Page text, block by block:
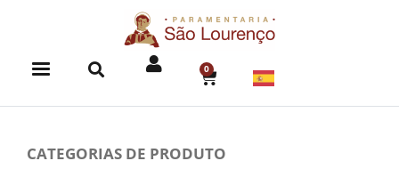
0
CART
CATEGORIAS DE PRODUTO